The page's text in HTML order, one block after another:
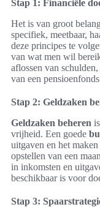
Stap 1: Financiële
Het is van groot
specifiek, meetbaar,
deze principes te
van wat men wil
aflossen van
van een
Stap 2: Geldzaken
Geldzaken beheren
vrijheid. Een goede
uitgaven en het
opstellen van een
in inkomsten en
beschikbaar is voor
Stap 3: